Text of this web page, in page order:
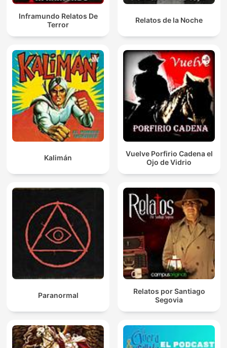
Inframundo Relatos De
Terror
Relatos de la Noche
Kalimán
Vuelve Porfirio Cadena el
Ojo de Vidrio
Paranormal
Relatos por Santiago
Segovia